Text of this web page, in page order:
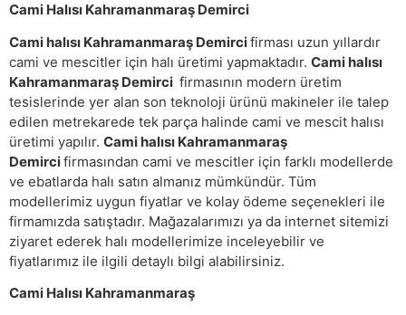
Cami Halısı Kahramanmaraş Demirci
Cami halısı Kahramanmaraş Demircifirması uzun yıllardır
cami ve mescitler için halı üretimi yapmaktadır. Cami halısı
Kahramanmaraş Demirci firmasının modern üretim
tesislerinde yer alan son teknoloji ürünü makineler ile talep
edilen metrekarede tek parça halinde cami ve mescit halısı
üretimi yapılır. Cami halısı Kahramanmaraş
Demircifirmasından cami ve mescitler için farklı modellerde
ve ebatlarda halı satın almanız mümkündür. Tüm
modellerimiz uygun fiyatlar ve kolay ödeme seçenekleri ile
firmamızda satıştadır. Mağazalarımızı ya da internet sitemizi
ziyaret ederek halı modellerimize inceleyebilir ve
fiyatlarımız ile ilgili detaylı bilgi alabilirsiniz.
Cami Halısı Kahramanmaraş